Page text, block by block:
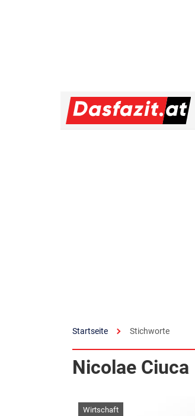
Startseite Stichworte
Nicolae Ciuca
Wirtschaft